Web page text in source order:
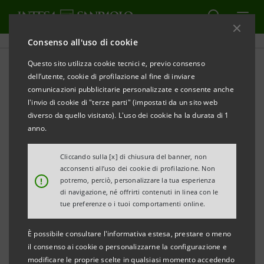
Consenso all'uso di cookie
Questo sito utilizza cookie tecnici e, previo consenso
dell’utente, cookie di profilazione al fine di inviare
comunicazioni pubblicitarie personalizzate e consente anche
l'invio di cookie di "terze parti" (impostati da un sito web
diverso da quello visitato). L'uso dei cookie ha la durata di 1
anno.
!
Cliccando sulla [x] di chiusura del banner, non
acconsenti all’uso dei cookie di profilazione. Non
potremo, perciò, personalizzare la tua esperienza
di navigazione, né offrirti contenuti in linea con le
tue preferenze o i tuoi comportamenti online.
È possibile consultare l'informativa estesa, prestare o meno
il consenso ai cookie o personalizzarne la configurazione e
modificare le proprie scelte in qualsiasi momento accedendo
In cammino per le abbazie
d'Europa
"In cammino per le abbazie d’Europa" è ilnuovo
Pomodoro - Presidente dell’Associazione culturale
ONLUS “Spazio Teatro No’hma Teresa Pomodoro” - in